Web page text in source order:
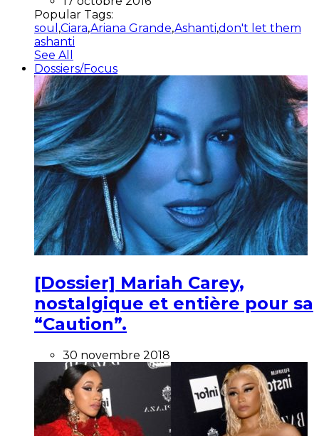
Popular Tags:
soul ,Ciara,Ariana Grande,Ashanti,don't let them
ashanti
See All
Dossiers/Focus
[Dossier] Mariah Carey,
nostalgique et entière pour sa
“Caution”.
30 novembre 2018